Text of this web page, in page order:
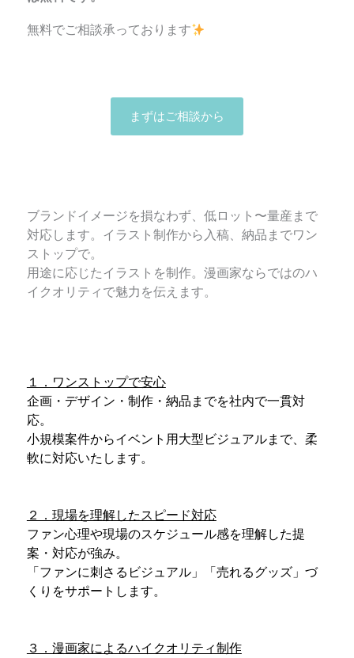
無料でご相談承っております
まずはご相談から
ブランドイメージを損なわず、低ロット〜量産まで
対応します。イラスト制作から入稿、納品までワン
ストップで。
用途に応じたイラストを制作。漫画家ならではのハ
イクオリティで魅力を伝えます。
１．ワンストップで安心
企画・デザイン・制作・納品までを社内で一貫対
応。
小規模案件からイベント用大型ビジュアルまで、柔
軟に対応いたします。
２．現場を理解したスピード対応
ファン心理や現場のスケジュール感を理解した提
案・対応が強み。
「ファンに刺さるビジュアル」「売れるグッズ」づ
くりをサポートします。
３．漫画家によるハイクオリティ制作